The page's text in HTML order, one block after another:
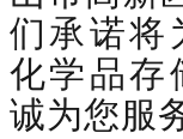
们承诺将
化学品存
诚为您服